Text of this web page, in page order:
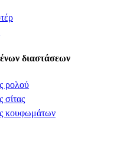
διαστάσεων
ρολού
σίτας
κουφωμάτων